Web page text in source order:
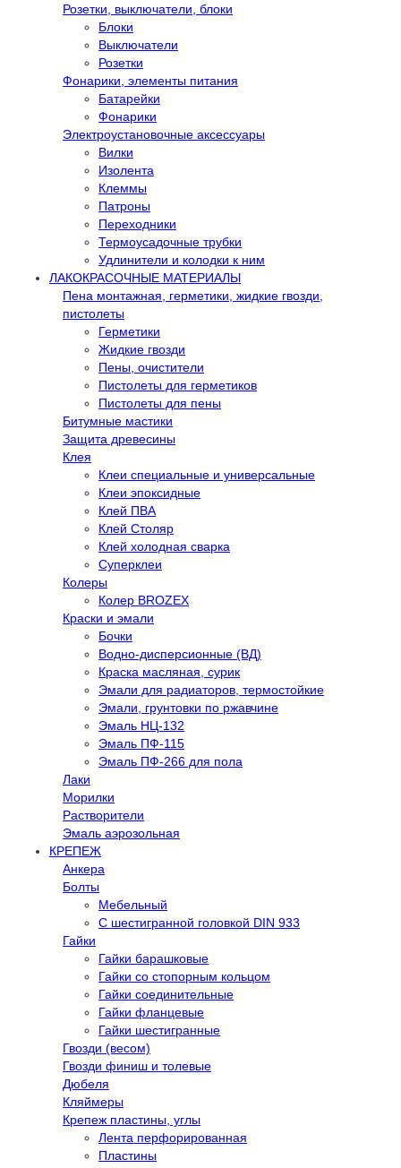
Розетки, выключатели, блоки
Блоки
Выключатели
Розетки
Фонарики, элементы питания
Батарейки
Фонарики
Электроустановочные аксессуары
Вилки
Изолента
Клеммы
Патроны
Переходники
Термоусадочные трубки
Удлинители и колодки к ним
ЛАКОКРАСОЧНЫЕ МАТЕРИАЛЫ
Пена монтажная, герметики, жидкие гвозди,
пистолеты
Герметики
Жидкие гвозди
Пены, очистители
Пистолеты для герметиков
Пистолеты для пены
Битумные мастики
Защита древесины
Клея
Клеи специальные и универсальные
Клеи эпоксидные
Клей ПВА
Клей Столяр
Клей холодная сварка
Суперклеи
Колеры
Колер BROZEX
Краски и эмали
Бочки
Водно-дисперсионные (ВД)
Краска масляная, сурик
Эмали для радиаторов, термостойкие
Эмали, грунтовки по ржавчине
Эмаль НЦ-132
Эмаль ПФ-115
Эмаль ПФ-266 для пола
Лаки
Морилки
Растворители
Эмаль аэрозольная
КРЕПЕЖ
Анкера
Болты
Мебельный
С шестигранной головкой DIN 933
Гайки
Гайки барашковые
Гайки со стопорным кольцом
Гайки соединительные
Гайки фланцевые
Гайки шестигранные
Гвозди (весом)
Гвозди финиш и толевые
Дюбеля
Кляймеры
Крепеж пластины, углы
Лента перфорированная
Пластины